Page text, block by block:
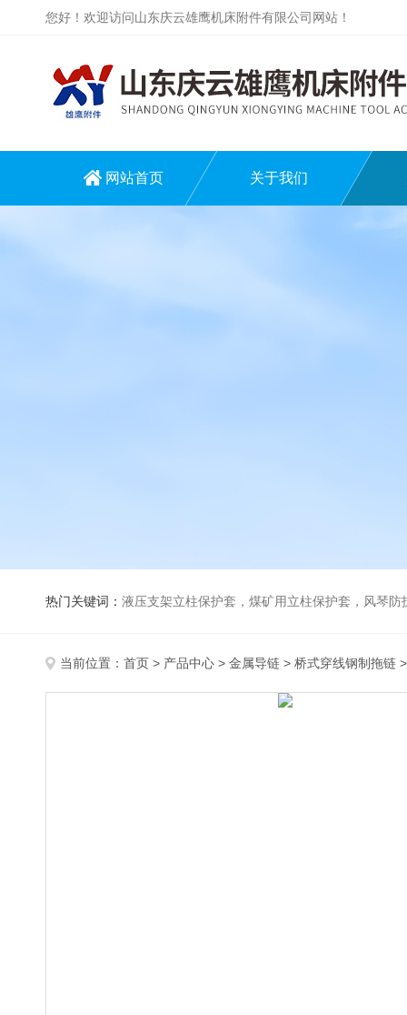
您好！欢迎访问山东庆云雄鹰机床附件有限公司网站！
网站首页 关于我们
热门关键词： 液压支架立柱保护套，煤矿用立柱保护套，风琴
当前位置： 首页 > 产品中心 > 金属导链 > 桥式穿线钢制拖链